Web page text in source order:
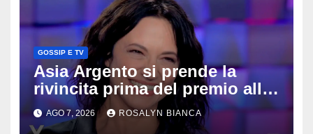
GOSSIP E TV
Asia Argento si prende la
rivincita prima del premio alla
carriera: «Mi chiamano
raccomandata e cagna»
AGO 7, 2026 ROSALYN BIANCA